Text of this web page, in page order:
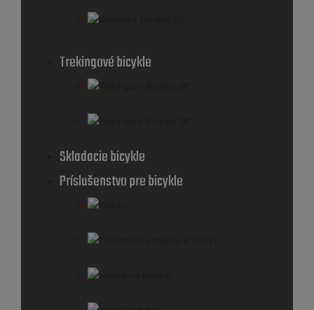
Trekingové bicykle
Skladacie bicykle
Príslušenstvo pre bicykle